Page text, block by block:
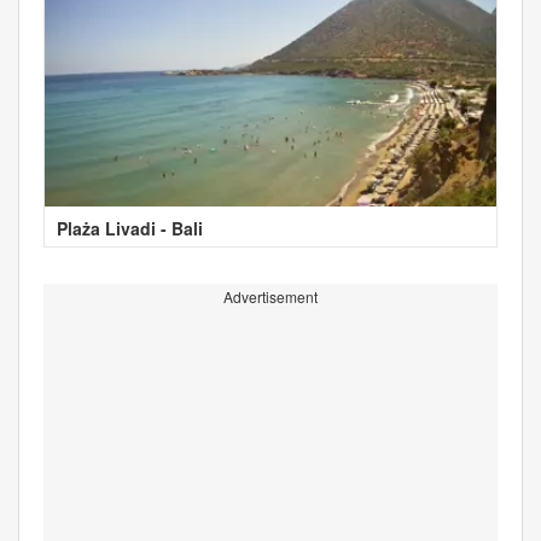
Plaża Livadi - Bali
Advertisement